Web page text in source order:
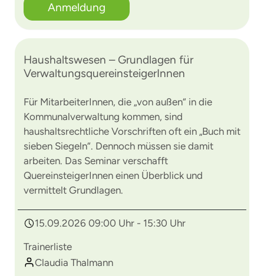
Anmeldung
Haushaltswesen – Grundlagen für
VerwaltungsquereinsteigerInnen
Für MitarbeiterInnen, die „von außen“ in die
Kommunalverwaltung kommen, sind
haushaltsrechtliche Vorschriften oft ein „Buch mit
sieben Siegeln“. Dennoch müssen sie damit
arbeiten. Das Seminar verschafft
QuereinsteigerInnen einen Überblick und
vermittelt Grundlagen.
15.09.2026 09:00 Uhr - 15:30 Uhr
Trainerliste
Claudia Thalmann